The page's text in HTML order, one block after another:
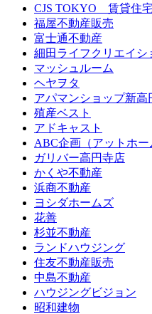
CJS TOKYO 賃貸住
福屋不動産販売
富士通不動産
細田ライフクリエイシ
マッシュルーム
ヘヤヲタ
アパマンショップ新高
殖産ベスト
アドキャスト
ABC企画（アットホー
ガリバー高円寺店
かくや不動産
浜商不動産
ヨシダホームズ
花善
杉並不動産
ランドハウジング
住友不動産販売
中島不動産
ハウジングビジョン
昭和建物